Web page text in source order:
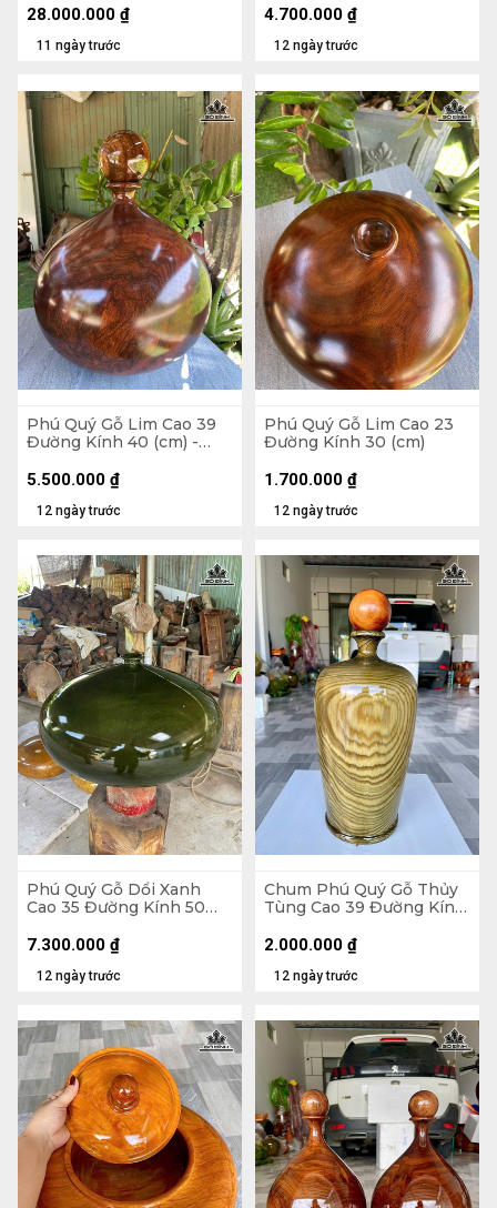
11 ngày trước
28.000.000 ₫
12 ngày trước
4.700.000 ₫
Phú Quý Gỗ Lim Cao 39
Đường Kính 40 (cm) -
12 ngày trước
5.500.000 ₫
Phú Quý Gỗ Lim Cao 23
Đường Kính 30 (cm)
12 ngày trước
1.700.000 ₫
Phú Quý Gỗ Dổi Xanh
Cao 35 Đường Kính 50
12 ngày trước
7.300.000 ₫
Chum Phú Quý Gỗ Thủy
Tùng Cao 39 Đường Kính
12 ngày trước
2.000.000 ₫